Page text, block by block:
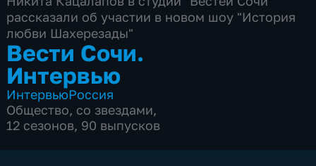
рассказали об участии в новом шоу "История
любви Шахерезады"
Вести Сочи.
Интервью
ИнтервьюРоссия
Общество, со звездами,
12 сезонов, 90 выпусков